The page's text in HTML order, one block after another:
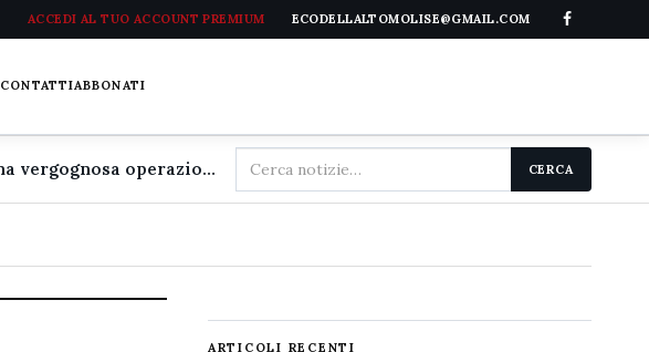
ACCEDI AL TUO ACCOUNT PREMIUM ECODELLALTOMOLISE@GMAIL.COM
CONTATTIABBONATI
Riattivazione sale operatorie al Caracciolo, Greco: "Una vergognosa operazione di propaganda"
Cerca
nel
CERCA
ARTICOLI RECENTI